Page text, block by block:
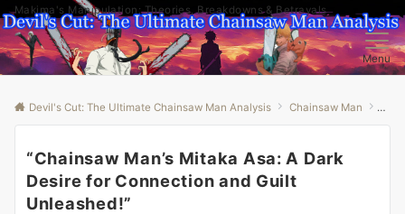
Makima's Manipulation: Theories, Breakdowns & Betrayals
Menu
Devil's Cut: The Ultimate Chainsaw Man Analysis Chainsaw Man
“Chainsaw Man’s Mitaka Asa: A Dark
Desire for Connection and Guilt
Unleashed!”